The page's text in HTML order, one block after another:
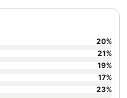
20%
21%
19%
17%
23%